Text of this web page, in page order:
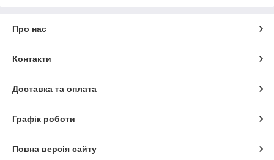
Про нас
Контакти
Доставка та оплата
Графік роботи
Повна версія сайту